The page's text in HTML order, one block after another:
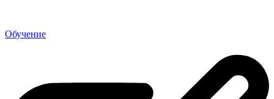
Обучение